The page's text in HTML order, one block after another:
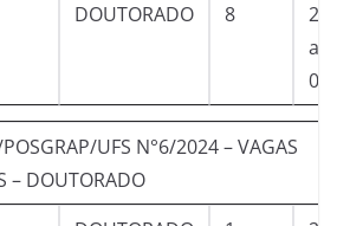
DOUTORADO 8
a
UFS N°6/2024 – VAGAS
– DOUTORADO